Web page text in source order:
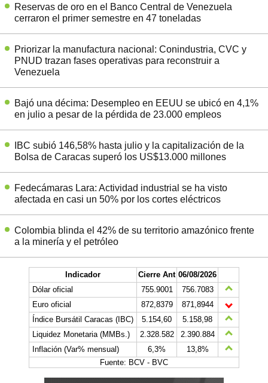
Reservas de oro en el Banco Central de Venezuela
cerraron el primer semestre en 47 toneladas
Priorizar la manufactura nacional: Conindustria, CVC y
PNUD trazan fases operativas para reconstruir a
Venezuela
Bajó una décima: Desempleo en EEUU se ubicó en 4,1%
en julio a pesar de la pérdida de 23.000 empleos
IBC subió 146,58% hasta julio y la capitalización de la
Bolsa de Caracas superó los US$13.000 millones
Fedecámaras Lara: Actividad industrial se ha visto
afectada en casi un 50% por los cortes eléctricos
Colombia blinda el 42% de su territorio amazónico frente
a la minería y el petróleo
Indicador Cierre Ant 06/08/2026
Dólar oficial
755.9001
756.7083
Euro oficial
872,8379
871,8944
Índice Bursátil Caracas (IBC)
5.154,60
5.158,98
Liquidez Monetaria (MMBs.)
2.328.582
2.390.884
Inflación (Var% mensual)
6,3%
13,8%
Fuente: BCV - BVC